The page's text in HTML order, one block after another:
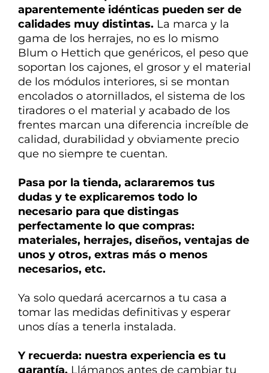
aparentemente idénticas pueden ser de
calidades muy distintas. La marca y la
gama de los herrajes, no es lo mismo
Blum o Hettich que genéricos, el peso que
soportan los cajones, el grosor y el material
de los módulos interiores, si se montan
encolados o atornillados, el sistema de los
tiradores o el material y acabado de los
frentes marcan una diferencia increíble de
calidad, durabilidad y obviamente precio
que no siempre te cuentan.
Pasa por la tienda, aclararemos tus
dudas y te explicaremos todo lo
necesario para que distingas
perfectamente lo que compras:
materiales, herrajes, diseños, ventajas de
unos y otros, extras más o menos
necesarios, etc.
Ya solo quedará acercarnos a tu casa a
tomar las medidas definitivas y esperar
unos días a tenerla instalada.
Y recuerda: nuestra experiencia es tu
garantía. Llámanos antes de cambiar tu